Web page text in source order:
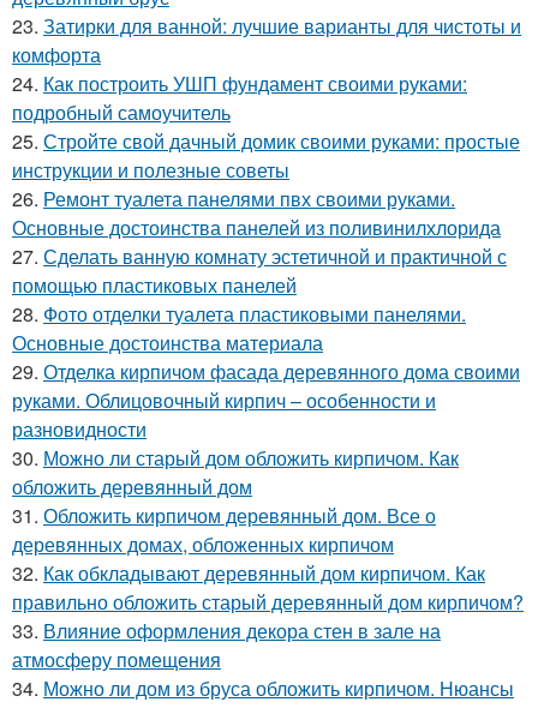
23. Затирки для ванной: лучшие варианты для чистоты и
комфорта
24. Как построить УШП фундамент своими руками:
подробный самоучитель
25. Стройте свой дачный домик своими руками: простые
инструкции и полезные советы
26. Ремонт туалета панелями пвх своими руками.
Основные достоинства панелей из поливинилхлорида
27. Сделать ванную комнату эстетичной и практичной с
помощью пластиковых панелей
28. Фото отделки туалета пластиковыми панелями.
Основные достоинства материала
29. Отделка кирпичом фасада деревянного дома своими
руками. Облицовочный кирпич – особенности и
разновидности
30. Можно ли старый дом обложить кирпичом. Как
обложить деревянный дом
31. Обложить кирпичом деревянный дом. Все о
деревянных домах, обложенных кирпичом
32. Как обкладывают деревянный дом кирпичом. Как
правильно обложить старый деревянный дом кирпичом?
33. Влияние оформления декора стен в зале на
атмосферу помещения
34. Можно ли дом из бруса обложить кирпичом. Нюансы